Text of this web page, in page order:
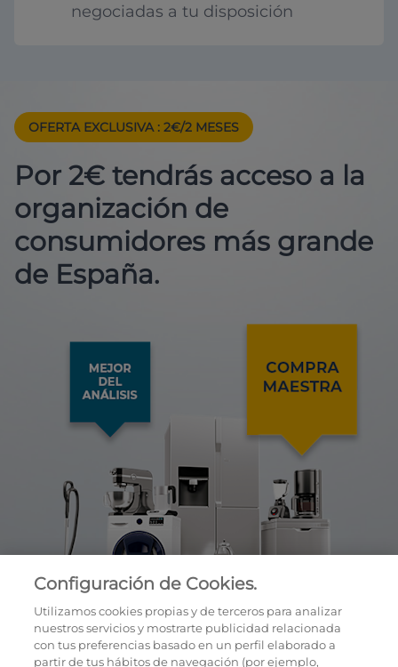
negociadas a tu disposición
OFERTA EXCLUSIVA : 2€/2 MESES
Por 2€ tendrás acceso a la
organización de
consumidores más grande
de España.
Configuración de Cookies.
Utilizamos cookies propias y de terceros para analizar
nuestros servicios y mostrarte publicidad relacionada
con tus preferencias basado en un perfil elaborado a
partir de tus hábitos de navegación (por ejemplo,